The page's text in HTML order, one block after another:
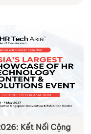
Kết Nối Cộng